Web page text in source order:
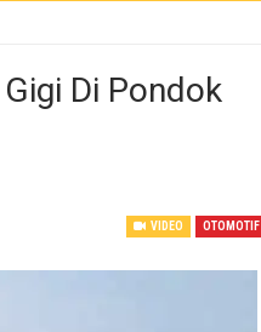
Di Pondok
VIDEO OTOMOTIF